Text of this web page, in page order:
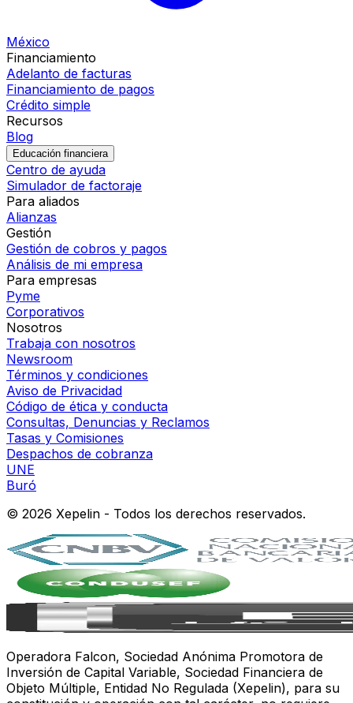
México
Financiamiento
Adelanto de facturas
Financiamiento de pagos
Crédito simple
Recursos
Blog
Educación financiera
Centro de ayuda
Simulador de factoraje
Para aliados
Alianzas
Gestión
Gestión de cobros y pagos
Análisis de mi empresa
Para empresas
Pyme
Corporativos
Nosotros
Trabaja con nosotros
Newsroom
Términos y condiciones
Aviso de Privacidad
Código de ética y conducta
Consultas, Denuncias y Reclamos
Tasas y Comisiones
Despachos de cobranza
UNE
Buró
© 2026 Xepelin - Todos los derechos reservados.
Operadora Falcon, Sociedad Anónima Promotora de
Inversión de Capital Variable, Sociedad Financiera de
Objeto Múltiple, Entidad No Regulada (Xepelin), para su